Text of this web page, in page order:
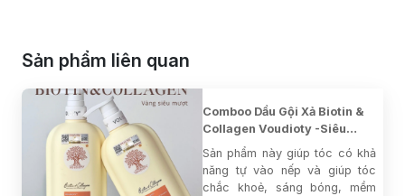
Sản phẩm liên quan
Comboo Dầu Gội Xả Biotin &
Collagen Voudioty -Siêu
Mượt Vàng 1000ml (mẫu
2024)
Sản phẩm này giúp tóc có khả
năng tự vào nếp và giúp tóc
chắc khoẻ, sáng bóng, mềm